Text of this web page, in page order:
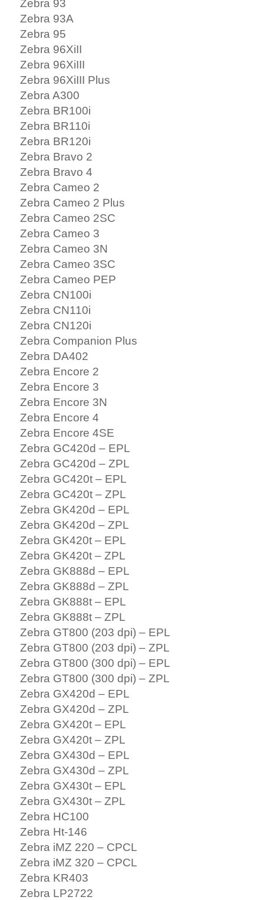
Zebra 93
Zebra 93A
Zebra 95
Zebra 96XiII
Zebra 96XiIII
Zebra 96XiIII Plus
Zebra A300
Zebra BR100i
Zebra BR110i
Zebra BR120i
Zebra Bravo 2
Zebra Bravo 4
Zebra Cameo 2
Zebra Cameo 2 Plus
Zebra Cameo 2SC
Zebra Cameo 3
Zebra Cameo 3N
Zebra Cameo 3SC
Zebra Cameo PEP
Zebra CN100i
Zebra CN110i
Zebra CN120i
Zebra Companion Plus
Zebra DA402
Zebra Encore 2
Zebra Encore 3
Zebra Encore 3N
Zebra Encore 4
Zebra Encore 4SE
Zebra GC420d – EPL
Zebra GC420d – ZPL
Zebra GC420t – EPL
Zebra GC420t – ZPL
Zebra GK420d – EPL
Zebra GK420d – ZPL
Zebra GK420t – EPL
Zebra GK420t – ZPL
Zebra GK888d – EPL
Zebra GK888d – ZPL
Zebra GK888t – EPL
Zebra GK888t – ZPL
Zebra GT800 (203 dpi) – EPL
Zebra GT800 (203 dpi) – ZPL
Zebra GT800 (300 dpi) – EPL
Zebra GT800 (300 dpi) – ZPL
Zebra GX420d – EPL
Zebra GX420d – ZPL
Zebra GX420t – EPL
Zebra GX420t – ZPL
Zebra GX430d – EPL
Zebra GX430d – ZPL
Zebra GX430t – EPL
Zebra GX430t – ZPL
Zebra HC100
Zebra Ht-146
Zebra iMZ 220 – CPCL
Zebra iMZ 320 – CPCL
Zebra KR403
Zebra LP2722